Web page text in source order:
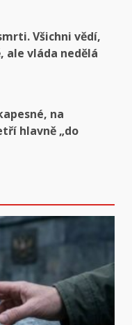
Všichni vědí,
ale vláda nedělá
na
hlavně „do